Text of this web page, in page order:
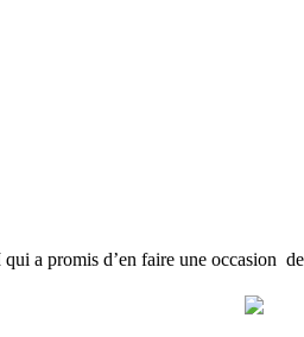
a promis d’en faire une occasion